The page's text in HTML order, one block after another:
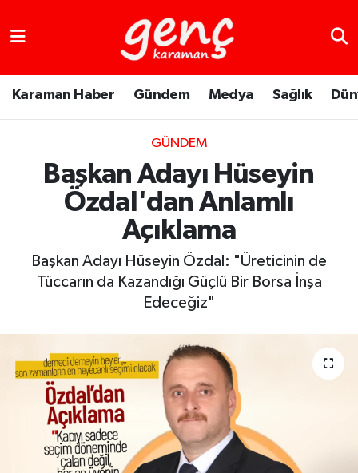
Karaman Haber Gündem Medya Sağlık
GÜNDEM
Başkan Adayı Hüseyin
Özdal'dan Anlamlı
Açıklama
Başkan Adayı Hüseyin Özdal: "Üreticinin de
Tüccarın da Kazandığı Güçlü Bir Borsa İnşa
Edeceğiz"